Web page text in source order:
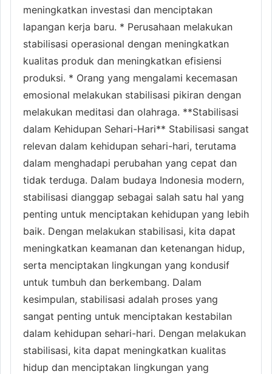
meningkatkan investasi dan menciptakan
lapangan kerja baru. * Perusahaan melakukan
stabilisasi operasional dengan meningkatkan
kualitas produk dan meningkatkan efisiensi
produksi. * Orang yang mengalami kecemasan
emosional melakukan stabilisasi pikiran dengan
melakukan meditasi dan olahraga. **Stabilisasi
dalam Kehidupan Sehari-Hari** Stabilisasi sangat
relevan dalam kehidupan sehari-hari, terutama
dalam menghadapi perubahan yang cepat dan
tidak terduga. Dalam budaya Indonesia modern,
stabilisasi dianggap sebagai salah satu hal yang
penting untuk menciptakan kehidupan yang lebih
baik. Dengan melakukan stabilisasi, kita dapat
meningkatkan keamanan dan ketenangan hidup,
serta menciptakan lingkungan yang kondusif
untuk tumbuh dan berkembang. Dalam
kesimpulan, stabilisasi adalah proses yang
sangat penting untuk menciptakan kestabilan
dalam kehidupan sehari-hari. Dengan melakukan
stabilisasi, kita dapat meningkatkan kualitas
hidup dan menciptakan lingkungan yang